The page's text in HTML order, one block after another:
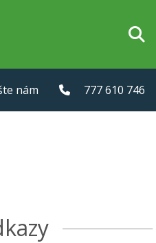
nám 777 610 746